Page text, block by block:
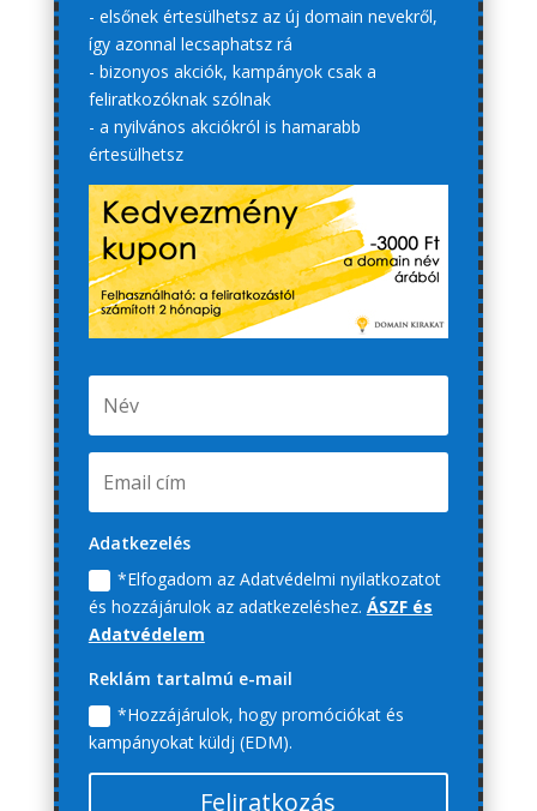
- elsőnek értesülhetsz az új domain nevekről,
így azonnal lecsaphatsz rá
- bizonyos akciók, kampányok csak a
feliratkozóknak szólnak
- a nyilvános akciókról is hamarabb
értesülhetsz
Adatkezelés
*Elfogadom az Adatvédelmi nyilatkozatot
és hozzájárulok az adatkezeléshez. ÁSZF és
Adatvédelem
Reklám tartalmú e-mail
*Hozzájárulok, hogy promóciókat és
kampányokat küldj (EDM).
Feliratkozás